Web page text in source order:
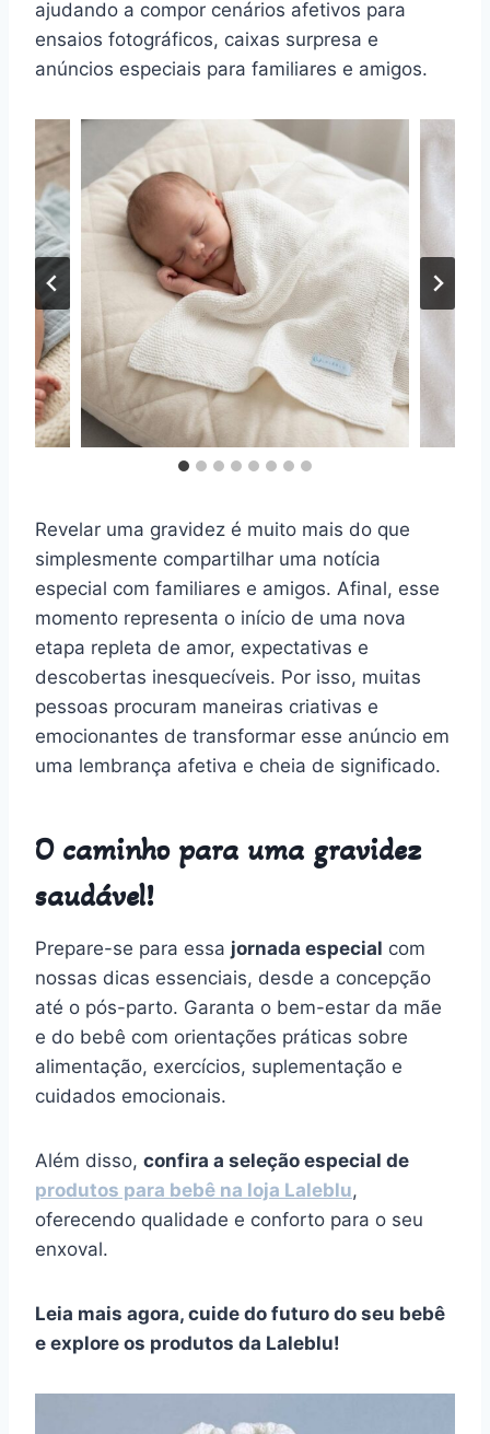
ajudando a compor cenários afetivos para
ensaios fotográficos, caixas surpresa e
anúncios especiais para familiares e amigos.
Revelar uma gravidez é muito mais do que
simplesmente compartilhar uma notícia
especial com familiares e amigos. Afinal, esse
momento representa o início de uma nova
etapa repleta de amor, expectativas e
descobertas inesquecíveis. Por isso, muitas
pessoas procuram maneiras criativas e
emocionantes de transformar esse anúncio em
uma lembrança afetiva e cheia de significado.
O caminho para uma gravidez
saudável!
Prepare-se para essa jornada especial com
nossas dicas essenciais, desde a concepção
até o pós-parto. Garanta o bem-estar da mãe
e do bebê com orientações práticas sobre
alimentação, exercícios, suplementação e
cuidados emocionais.
Além disso, confira a seleção especial de
produtos para bebê na loja Laleblu,
oferecendo qualidade e conforto para o seu
enxoval.
Leia mais agora, cuide do futuro do seu bebê
e explore os produtos da Laleblu!